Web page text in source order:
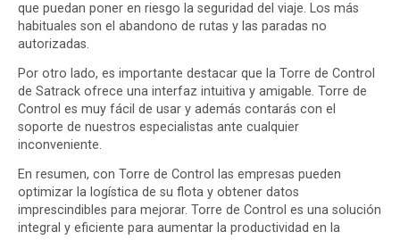
que puedan poner en riesgo la seguridad del viaje. Los más
habituales son el abandono de rutas y las paradas no
autorizadas.
Por otro lado, es importante destacar que la Torre de Control
de Satrack ofrece una interfaz intuitiva y amigable. Torre de
Control es muy fácil de usar y además contarás con el
soporte de nuestros especialistas ante cualquier
inconveniente.
En resumen, con Torre de Control las empresas pueden
optimizar la logística de su flota y obtener datos
imprescindibles para mejorar. Torre de Control es una solución
integral y eficiente para aumentar la productividad en la